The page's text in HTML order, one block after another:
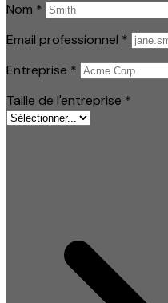
Nom *
Email professionnel *
Entreprise *
Taille de l'entreprise *